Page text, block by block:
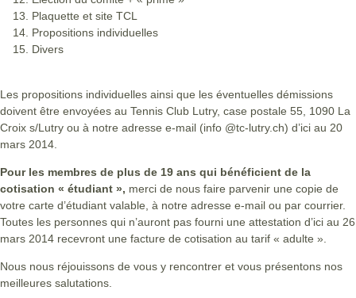
Plaquette et site TCL
Propositions individuelles
Divers
Les propositions individuelles ainsi que les éventuelles démissions
doivent être envoyées au Tennis Club Lutry, case postale 55, 1090 La
Croix s/Lutry ou à notre adresse e-mail (info @tc-lutry.ch) d’ici au 20
mars 2014.
Pour les membres de plus de 19 ans qui bénéficient de la
cotisation « étudiant », merci de nous faire parvenir une copie de
votre carte d’étudiant valable, à notre adresse e-mail ou par courrier.
Toutes les personnes qui n’auront pas fourni une attestation d’ici au 26
mars 2014 recevront une facture de cotisation au tarif « adulte ».
Nous nous réjouissons de vous y rencontrer et vous présentons nos
meilleures salutations.